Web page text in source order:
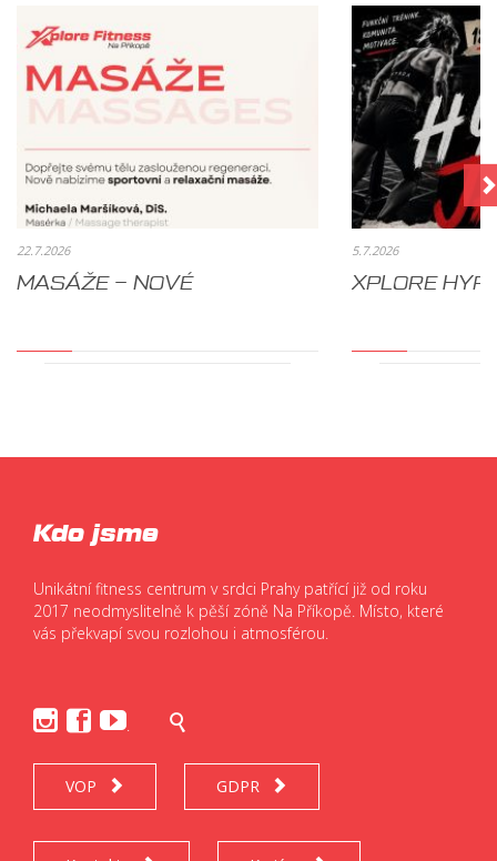
22.7.2026
MASÁŽE – NOVÉ
5.7.2026
XPLORE
Kdo jsme
Unikátní fitness centrum v srdci Prahy patřící již od roku
2017 neodmyslitelně k pěší zóně Na Příkopě. Místo, které
vás překvapí svou rozlohou i atmosférou.
   
VOP  GDPR 